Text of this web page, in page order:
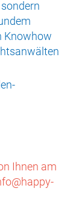
Knowhow
Ihnen am